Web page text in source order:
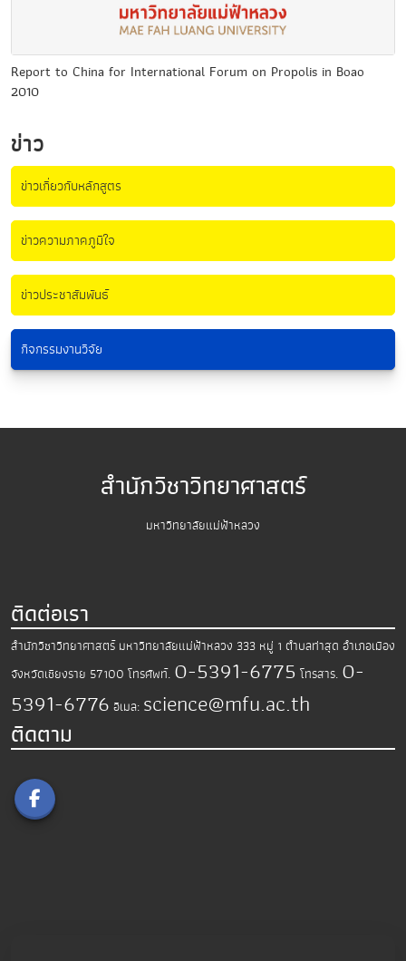
Report to China for International Forum on Propolis in Boao
2010
ข่าว
ข่าวเกี่ยวกับหลักสูตร
ข่าวความภาคภูมิใจ
ข่าวประชาสัมพันธ์
กิจกรรมงานวิจัย
สำนักวิชาวิทยาศาสตร์
มหาวิทยาลัยแม่ฟ้าหลวง
ติดต่อเรา
สำนักวิชาวิทยาศาสตร์ มหาวิทยาลัยแม่ฟ้าหลวง 333 หมู่ 1 ตำบลท่าสุด อำเภอเมือง
จังหวัดเชียงราย 57100 โทรศัพท์. 0-5391-6775 โทรสาร. 0-
5391-6776 อีเมล: science@mfu.ac.th
ติดตาม